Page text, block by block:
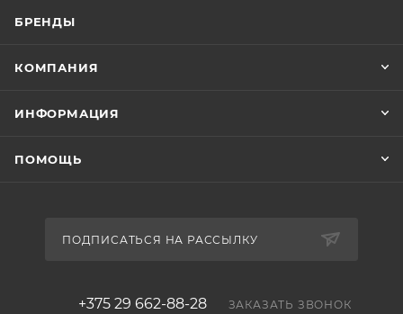
БРЕНДЫ
КОМПАНИЯ
ИНФОРМАЦИЯ
ПОМОЩЬ
ПОДПИСАТЬСЯ НА РАССЫЛКУ
+375 29 662-88-28 ЗАКАЗАТЬ ЗВОНОК